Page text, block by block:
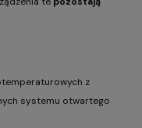
z
systemu otwartego